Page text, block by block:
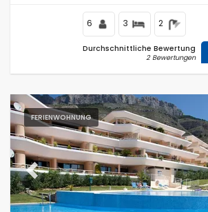
6 3 2
Durchschnittliche Bewertung
2 Bewertungen
FERIENWOHNUNG
Previous